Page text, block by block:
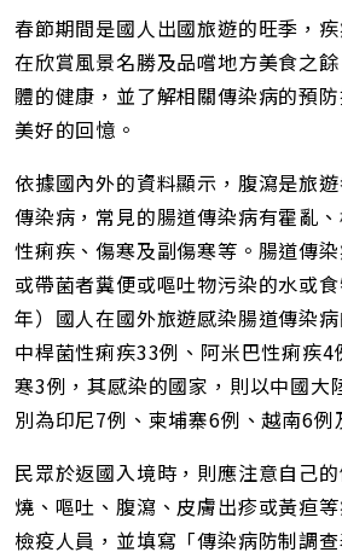
春節期間是國人出國旅遊的旺季，
在欣賞風景名勝及品嚐地方美食之
體的健康，並了解相關傳染病的預
美好的回憶。
依據國內外的資料顯示，腹瀉是旅
傳染病，常見的腸道傳染病有霍亂
性痢疾、傷寒及副傷寒等。腸道傳
或帶菌者糞便或嘔吐物污染的水或
年）國人在國外旅遊感染腸道傳染
中桿菌性痢疾33例、阿米巴性痢疾
寒3例，其感染的國家，則以中國大
別為印尼7例、柬埔寨6例、越南6例
民眾於返國入境時，則應注意自己
燒、嘔吐、腹瀉、皮膚出疹或黃疸
檢疫人員，並填寫「傳染病防制調